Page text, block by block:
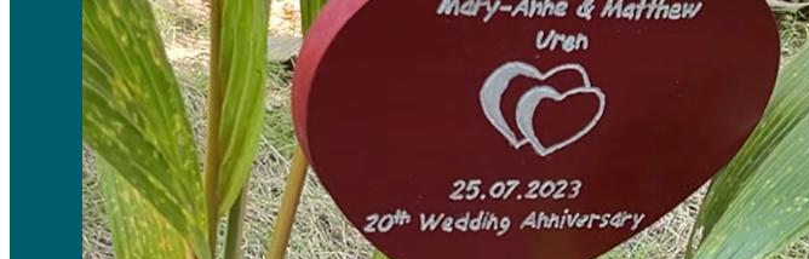
1. Tas punggung – Penting agar
ke punggung kita. Hindari
punggung.
2. Kipas – Untuk menyejukkan
mencoba colek-colek.
3. Selalu tanya orang di depan
barisan antre.